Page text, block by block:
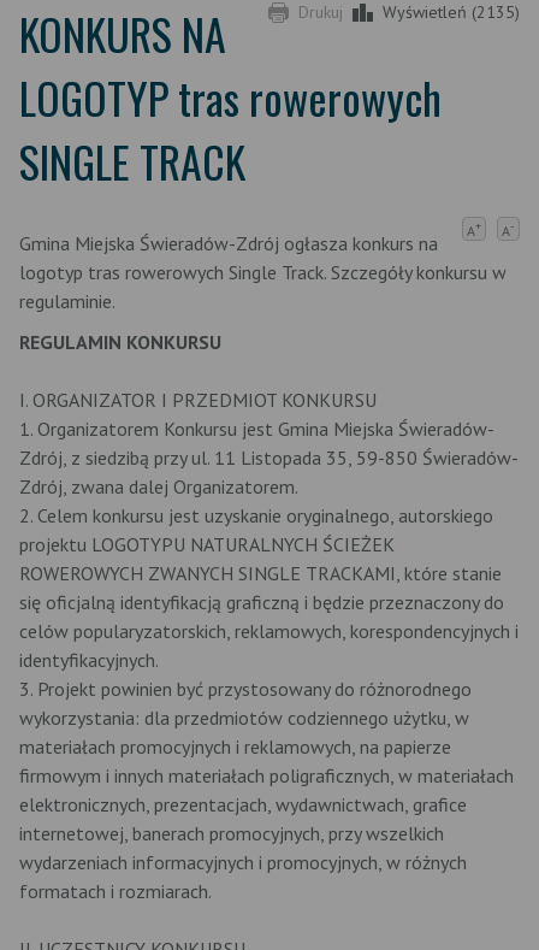
Drukuj Wyświetleń (2135)
KONKURS NA
LOGOTYP tras rowerowych
SINGLE TRACK
A+ A-
Gmina Miejska Świeradów-Zdrój ogłasza konkurs na
logotyp tras rowerowych Single Track. Szczegóły konkursu w
regulaminie.
REGULAMIN KONKURSU
I. ORGANIZATOR I PRZEDMIOT KONKURSU
1. Organizatorem Konkursu jest Gmina Miejska Świeradów-
Zdrój, z siedzibą przy ul. 11 Listopada 35, 59-850 Świeradów-
Zdrój, zwana dalej Organizatorem.
2. Celem konkursu jest uzyskanie oryginalnego, autorskiego
projektu LOGOTYPU NATURALNYCH ŚCIEŻEK
ROWEROWYCH ZWANYCH SINGLE TRACKAMI, które stanie
się oficjalną identyfikacją graficzną i będzie przeznaczony do
celów popularyzatorskich, reklamowych, korespondencyjnych i
identyfikacyjnych.
3. Projekt powinien być przystosowany do różnorodnego
wykorzystania: dla przedmiotów codziennego użytku, w
materiałach promocyjnych i reklamowych, na papierze
firmowym i innych materiałach poligraficznych, w materiałach
elektronicznych, prezentacjach, wydawnictwach, grafice
internetowej, banerach promocyjnych, przy wszelkich
wydarzeniach informacyjnych i promocyjnych, w różnych
formatach i rozmiarach.